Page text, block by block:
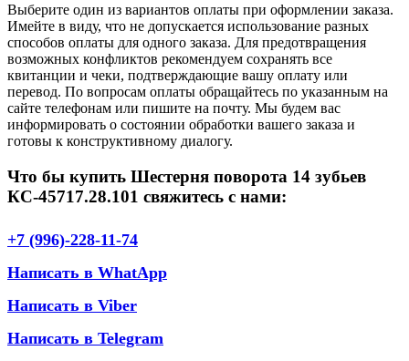
Выберите один из вариантов оплаты при оформлении заказа.
Имейте в виду, что не допускается использование разных
способов оплаты для одного заказа. Для предотвращения
возможных конфликтов рекомендуем сохранять все
квитанции и чеки, подтверждающие вашу оплату или
перевод. По вопросам оплаты обращайтесь по указанным на
сайте телефонам или пишите на почту. Мы будем вас
информировать о состоянии обработки вашего заказа и
готовы к конструктивному диалогу.
Что бы купить Шестерня поворота 14 зубьев
КС-45717.28.101 свяжитесь с нами:
+7 (996)-228-11-74
Написать в WhatApp
Написать в Viber
Написать в Telegram